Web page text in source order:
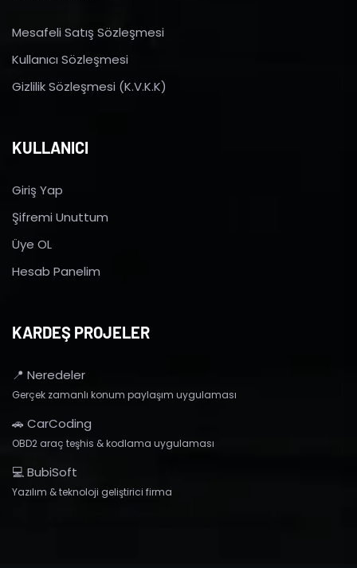
Mesafeli Satış Sözleşmesi
Kullanıcı Sözleşmesi
Gizlilik Sözleşmesi (K.V.K.K)
KULLANICI
Giriş Yap
Şifremi Unuttum
Üye OL
Hesab Panelim
KARDEŞ PROJELER
📍 Neredeler
Gerçek zamanlı konum paylaşım uygulaması
🚗 CarCoding
OBD2 araç teşhis & kodlama uygulaması
💻 BubiSoft
Yazılım & teknoloji geliştirici firma